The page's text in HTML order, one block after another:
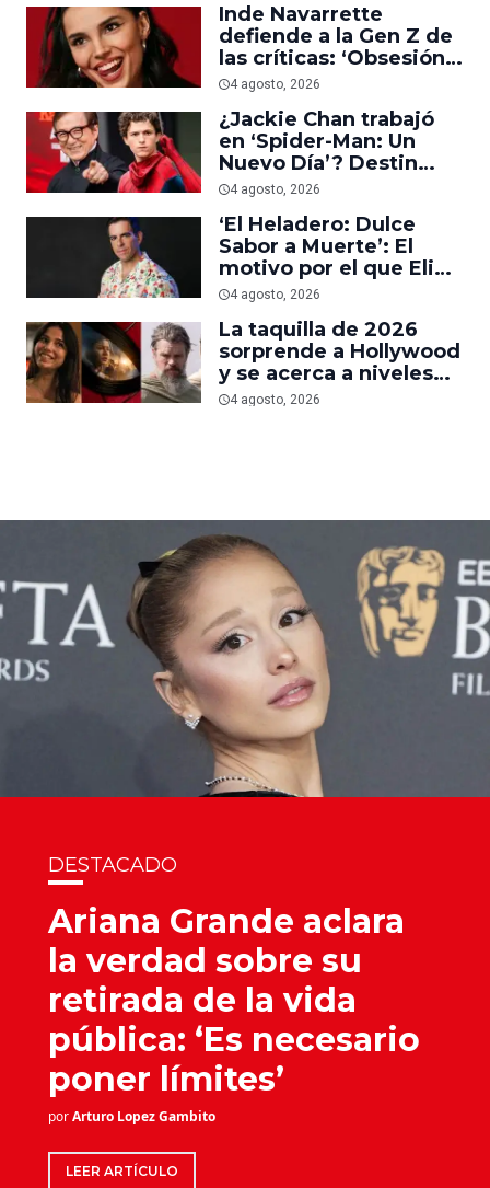
Inde Navarrette
defiende a la Gen Z de
las críticas: ‘Obsesión
es prueba de que los
4 agosto, 2026
¿Jackie Chan trabajó
en ‘Spider-Man: Un
Nuevo Día’? Destin
Daniel Cretton aclara el
4 agosto, 2026
‘El Heladero: Dulce
Sabor a Muerte’: El
motivo por el que Eli
Roth se hartó de los
Hollywood e hizo su
nueva película gore
4 agosto, 2026
La taquilla de 2026
sorprende a Hollywood
y se acerca a niveles
anteriores a la
4 agosto, 2026
DESTACADO
Ariana Grande aclara
la verdad sobre su
retirada de la vida
pública: ‘Es necesario
poner límites’
porArturo Lopez Gambito
LEER ARTÍCULO